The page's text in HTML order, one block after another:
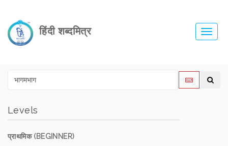
हिंदी शब्दमित्र
Levels
प्राथमिक (BEGINNER)